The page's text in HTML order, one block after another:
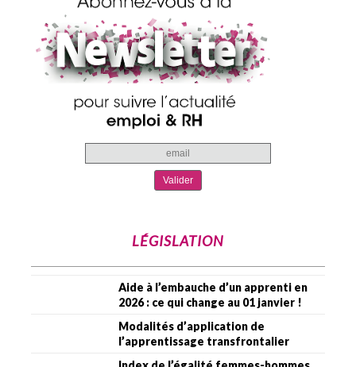
LÉGISLATION
Aide à l’embauche d’un apprenti en
2026 : ce qui change au 01 janvier !
Modalités d’application de
l’apprentissage transfrontalier